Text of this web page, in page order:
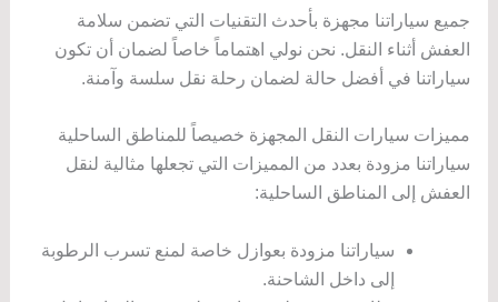
جميع سياراتنا مجهزة بأحدث التقنيات التي تضمن سلامة
العفش أثناء النقل. نحن نولي اهتماماً خاصاً لضمان أن تكون
سياراتنا في أفضل حالة لضمان رحلة نقل سلسة وآمنة.
مميزات سيارات النقل المجهزة خصيصاً للمناطق الساحلية
سياراتنا مزودة بعدد من المميزات التي تجعلها مثالية لنقل
العفش إلى المناطق الساحلية:
سياراتنا مزودة بعوازل خاصة لمنع تسرب الرطوبة
إلى داخل الشاحنة.